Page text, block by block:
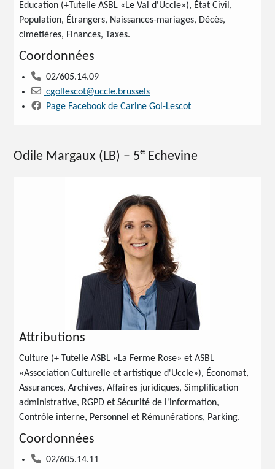
Education (+Tutelle ASBL «Le Val d'Uccle»), État Civil,
Population, Étrangers, Naissances-mariages, Décès,
cimetières, Finances, Taxes.
Coordonnées
02/605.14.09
cgollescot@uccle.brussels
Page Facebook de Carine Gol-Lescot
Odile Margaux (LB) – 5e Echevine
Attributions
Culture (+ Tutelle ASBL «La Ferme Rose» et ASBL
«Association Culturelle et artistique d'Uccle»), Économat,
Assurances, Archives, Affaires juridiques, Simplification
administrative, RGPD et Sécurité de l'information,
Contrôle interne, Personnel et Rémunérations, Parking.
Coordonnées
02/605.14.11